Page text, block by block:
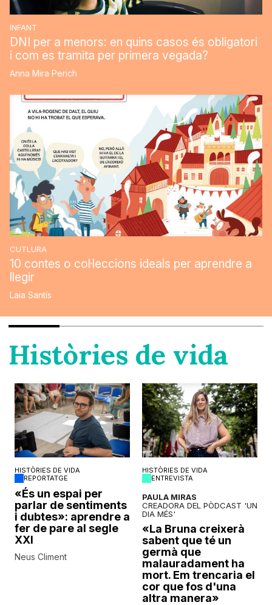
INFANT
DNI per a menors: en quins casos és obligatori
i com es tramita per primera vegada?
Anna Mira Perich
CUTLURA
10 contes o col·leccions ideals per aprendre a
llegir
Laia Santís
Històries de vida
HISTÒRIES DE VIDA
REPORTATGE
«És un espai per
parlar de sentiments
i dubtes»: aprendre a
fer de pare al segle
XXI
Neus Climent
HISTÒRIES DE VIDA
ENTREVISTA
PAULA MIRAS
CREADORA DEL PÒDCAST 'UN
DIA MÉS'
«La Bruna creixerà
sabent que té un
germà que
malauradament ha
mort. Em trencaria el
cor que fos d'una
altra manera»